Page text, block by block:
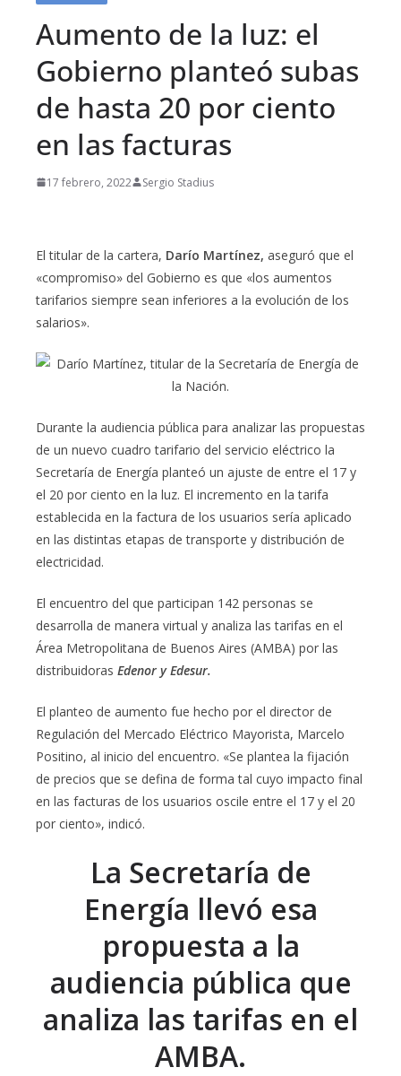
Aumento de la luz: el
Gobierno planteó subas
de hasta 20 por ciento
en las facturas
17 febrero, 2022 Sergio Stadius
El titular de la cartera, Darío Martínez, aseguró que el
«compromiso» del Gobierno es que «los aumentos
tarifarios siempre sean inferiores a la evolución de los
salarios».
Durante la audiencia pública para analizar las propuestas
de un nuevo cuadro tarifario del servicio eléctrico la
Secretaría de Energía planteó un ajuste de entre el 17 y
el 20 por ciento en la luz. El incremento en la tarifa
establecida en la factura de los usuarios sería aplicado
en las distintas etapas de transporte y distribución de
electricidad.
El encuentro del que participan 142 personas se
desarrolla de manera virtual y analiza las tarifas en el
Área Metropolitana de Buenos Aires (AMBA) por las
distribuidoras Edenor y Edesur.
El planteo de aumento fue hecho por el director de
Regulación del Mercado Eléctrico Mayorista, Marcelo
Positino, al inicio del encuentro. «Se plantea la fijación
de precios que se defina de forma tal cuyo impacto final
en las facturas de los usuarios oscile entre el 17 y el 20
por ciento», indicó.
La Secretaría de
Energía llevó esa
propuesta a la
audiencia pública que
analiza las tarifas en el
AMBA.